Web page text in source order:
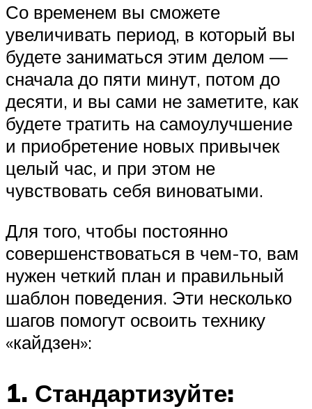
Со временем вы сможете
увеличивать период, в который вы
будете заниматься этим делом —
сначала до пяти минут, потом до
десяти, и вы сами не заметите, как
будете тратить на самоулучшение
и приобретение новых привычек
целый час, и при этом не
чувствовать себя виноватыми.
Для того, чтобы постоянно
совершенствоваться в чем-то, вам
нужен четкий план и правильный
шаблон поведения. Эти несколько
шагов помогут освоить технику
«кайдзен»:
1. Стандартизуйте: